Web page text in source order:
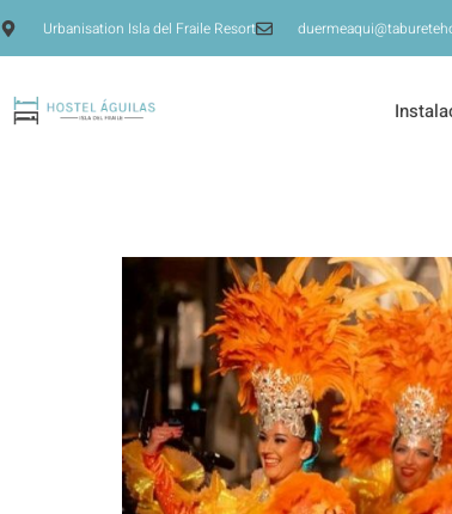
Urbanisation Isla del Fraile Resort